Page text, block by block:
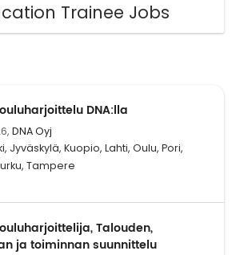
Trainee Jobs
DNA:lla
DNA Oyj
Jyväskylä, Kuopio, Lahti, Oulu, Pori,
Tampere
Talouden,
ja toiminnan suunnittelu